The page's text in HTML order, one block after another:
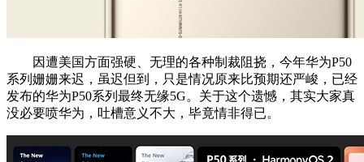
因遭美国方面强硬、无理的各种制裁阻挠，今年华为P50
系列姗姗来迟，虽迟但到，只是情况原来比预期还严峻，已经
发布的华为P50系列最终无缘5G。关于这个遗憾，其实大家真
没必要喷华为，吐槽意义不大，毕竟情非得已。